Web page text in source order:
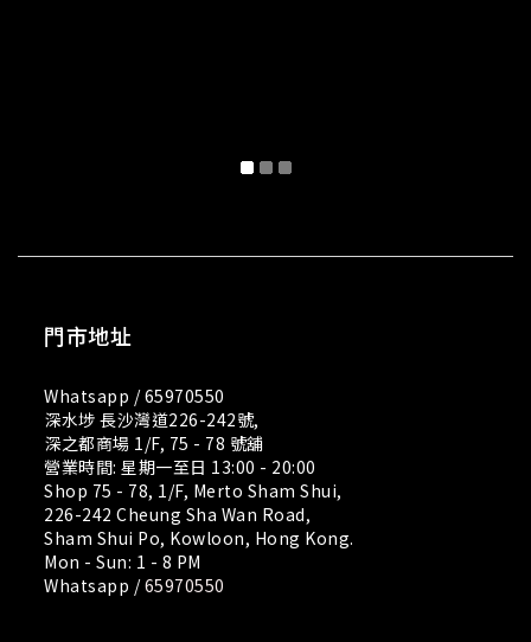
門市地址
Whatsapp /65970550
深水埗 長沙灣道226-242號,
深之都商場 1/F, 75 - 78 號舖
營業時間: 星期一至日 13:00 - 20:00
Shop 75 - 78, 1/F, Merto Sham Shui,
226-242 Cheung Sha Wan Road,
Sham Shui Po, Kowloon, Hong Kong.
Mon - Sun: 1 - 8 PM
Whatsapp /65970550